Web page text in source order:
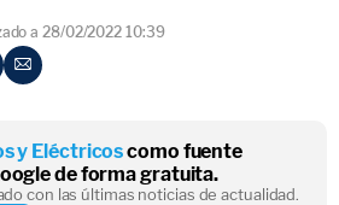
a 28/02/2022 10:39
y Eléctricoscomo fuente
de forma gratuita.
con las últimas noticias de actualidad.